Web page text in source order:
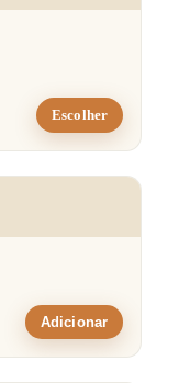
Escolher
Adicionar